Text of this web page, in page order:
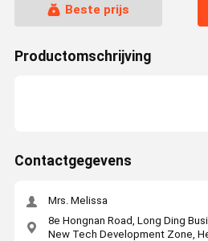
Beste prijs
Productomschrijving
Contactgegevens
Mrs. Melissa
8e Hongnan Road, Long Ding
New Tech Development Zone,